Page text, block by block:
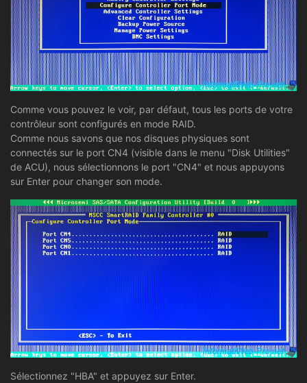
Comme vous pouvez le voir, par défaut, tous les ports de votre
contrôleur sont configurés en mode RAID.
Comme nous savons que nos disques physiques sont
connectés sur le port CN4 (visible dans le menu "Disk Utilities"
de ACU), nous sélectionnons le port "CN4" et nous appuyons
sur Enter pour changer son mode.
Sélectionnez "HBA" et appuyez sur Enter.